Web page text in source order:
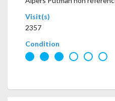
Visit(s)
2357
Condition